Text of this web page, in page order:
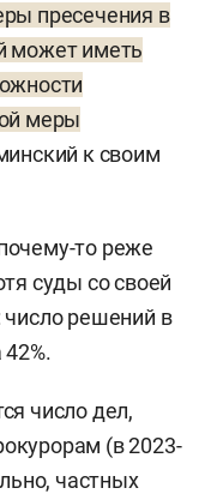
пресечения в
может иметь
меры
к своим
то реже
суды со своей
решений в
число дел,
(в 2023-
частных